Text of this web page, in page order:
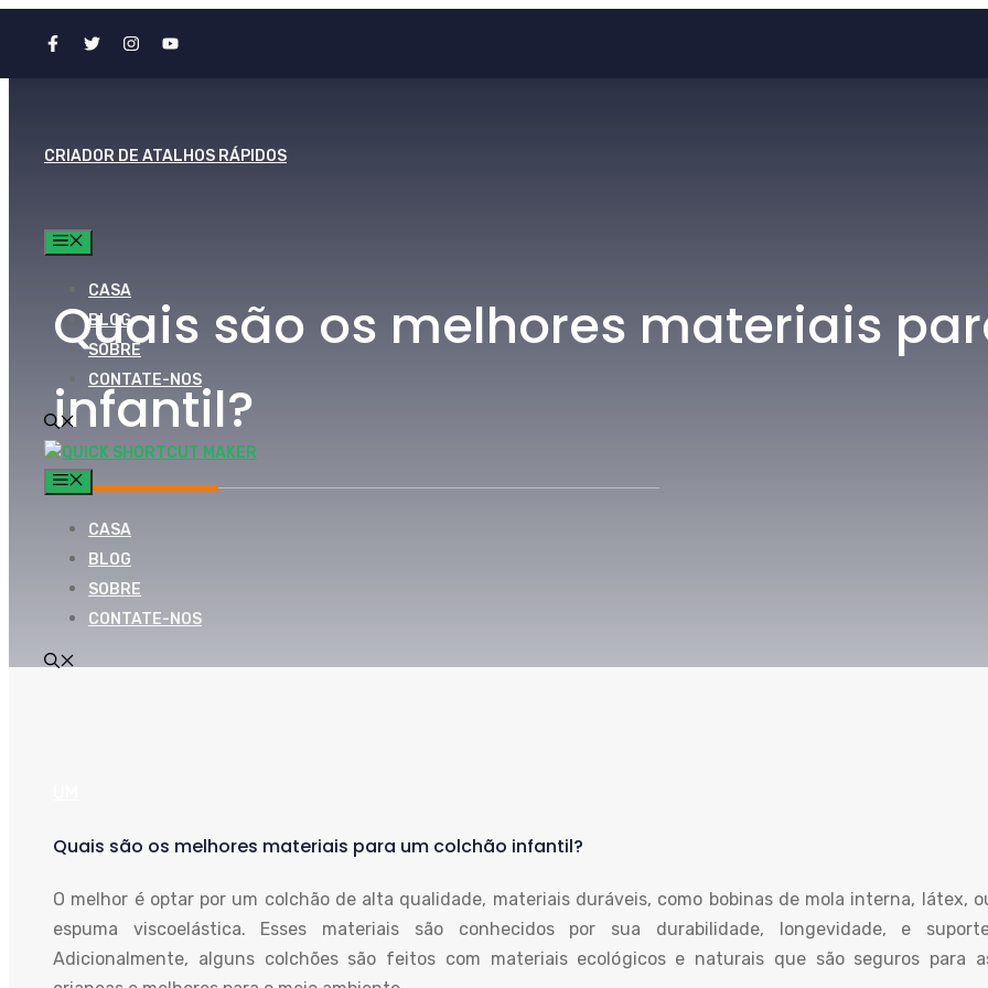
o
CRIADOR DE ATALHOS RÁPIDOS
CASA
BLOG
SOBRE
CONTATE-NOS
CASA
BLOG
SOBRE
CONTATE-NOS
Quais são os melhores materiais
infantil?
Quais são os melhores materiais para um colchão infantil?
O melhor é optar por um colchão de alta qualidade, materiais duráveis, como bobinas de mola interna, látex,
espuma viscoelástica. Esses materiais são conhecidos por sua durabilidade, longevidade, e
Adicionalmente, alguns colchões são feitos com materiais ecológicos e naturais que são seguros para